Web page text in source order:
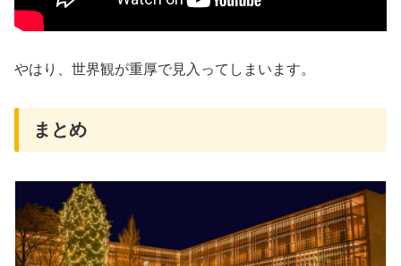
やはり、世界観が重厚で見入ってしまいます。
まとめ